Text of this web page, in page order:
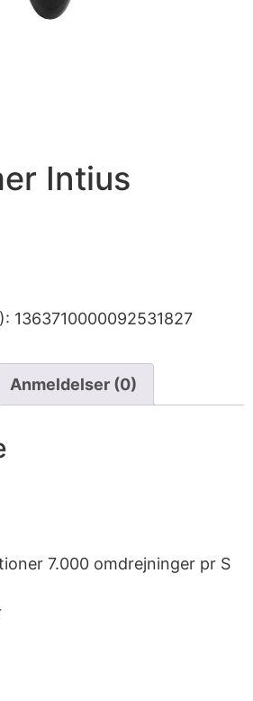
Intius
1363710000092531827
Anmeldelser (0)
7.000 omdrejninger pr S